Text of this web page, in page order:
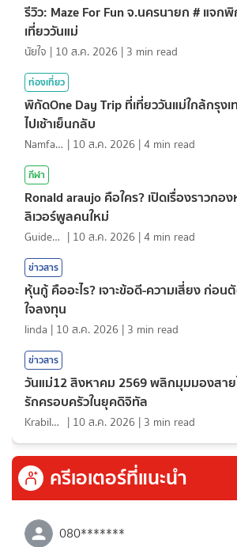
รีวิว: Maze For Fun จ.นครนายก # แจก
เที่ยววันแม่
นัยใจ | 10 ส.ค. 2026 | 3 min read
ท่องเที่ยว
พิกัดOne Day Trip ที่เที่ยววันแม่ใกล้กรุง
ไปเช้าเย็นกลับ
NamfahPhupha | 10 ส.ค. 2026 |4 min read
กีฬา
Ronald araujo คือใคร? เปิดเรื่องราวกอ
ลิเวอร์พูลคนใหม่
GuideKop | 10 ส.ค. 2026 |4 min read
ข่าวสาร
หุ้นกู้ คืออะไร? เจาะข้อดี-ความเสี่ยง ก่อน
ใจลงทุน
linda | 10 ส.ค. 2026 | 3 min read
ข่าวสาร
วันแม่12 สิงหาคม 2569 พลิกมุมมองสาย
รักครอบครัวในยุคดิจิทัล
KrabiInsight | 10 ส.ค. 2026 | 3 min read
ครีเอเตอร์ที่แนะนำ
080*******